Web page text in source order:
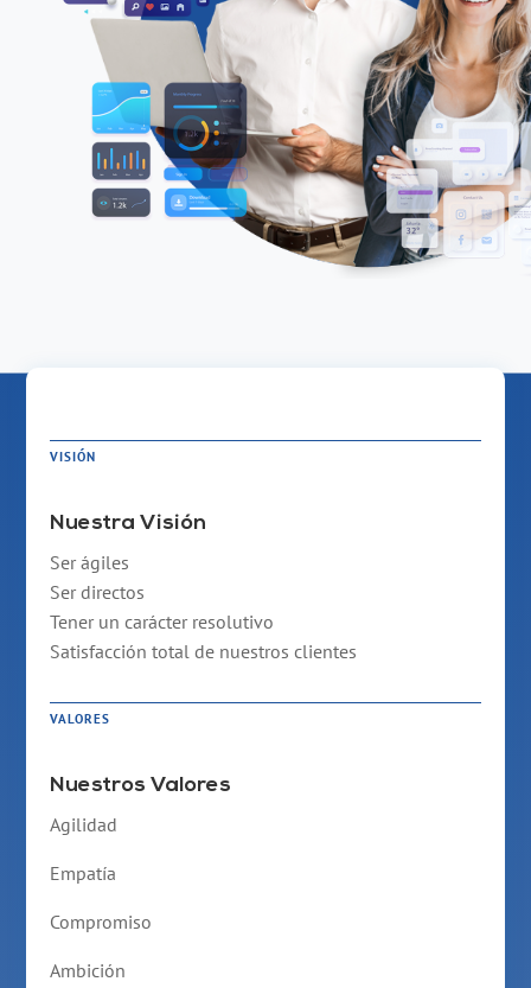
VISIÓN
Nuestra Visión
Ser ágiles
Ser directos
Tener un carácter resolutivo
Satisfacción total de nuestros clientes
VALORES
Nuestros Valores
Agilidad
Empatía
Compromiso
Ambición